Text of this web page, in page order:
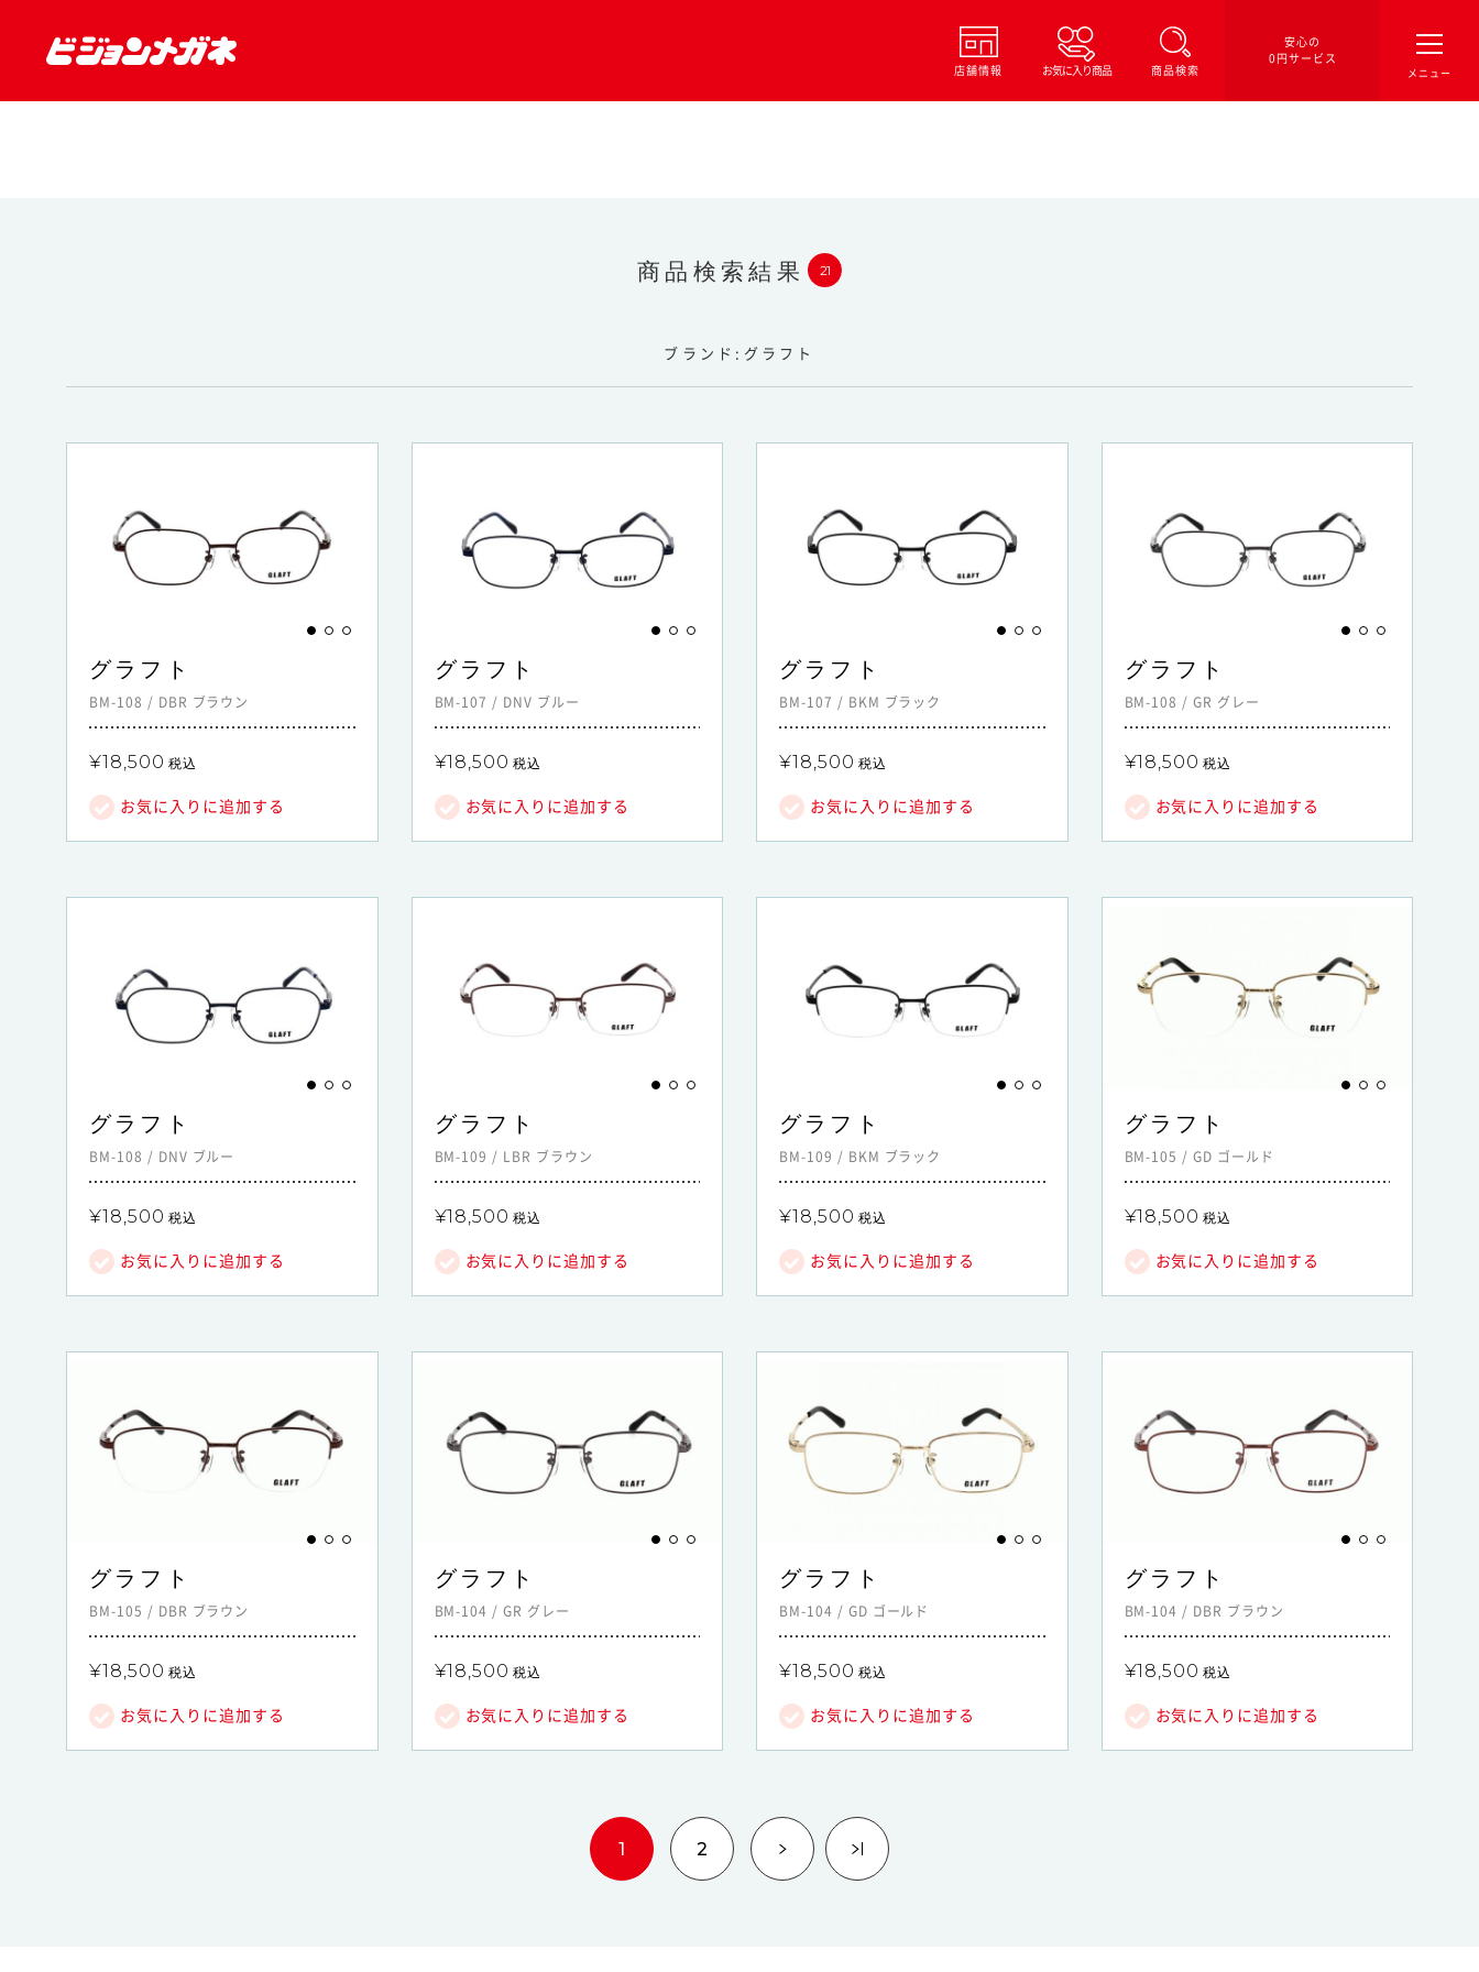
店舗情報 お気に入り商品 商品検索
安心の
0円サービス
商品検索結果 21
ブランド グラフト
グラフト
BM-108 / DBR ブラウン
¥18,500 税込
お気に入りに追加する
グラフト
BM-107 / DNV ブルー
¥18,500 税込
お気に入りに追加する
グラフト
BM-107 / BKM ブラック
¥18,500 税込
お気に入りに追加する
グラフト
BM-108 /GR グレー
¥18,500 税込
お気に入りに追加する
グラフト
BM-108 / DNV ブルー
¥18,500 税込
お気に入りに追加する
グラフト
BM-109 / LBR ブラウン
¥18,500 税込
お気に入りに追加する
グラフト
BM-109 / BKM ブラック
¥18,500 税込
お気に入りに追加する
グラフト
BM-105 /GD ゴールド
¥18,500 税込
お気に入りに追加する
グラフト
BM-105 / DBR ブラウン
¥18,500 税込
お気に入りに追加する
グラフト
BM-104 /GR グレー
¥18,500 税込
お気に入りに追加する
グラフト
BM-104 / GD ゴールド
¥18,500 税込
お気に入りに追加する
グラフト
BM-104 / DBR ブラウン
¥18,500 税込
お気に入りに追加する
1 2